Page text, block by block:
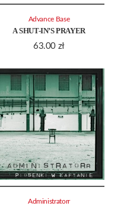
A SHUT-IN’S PRAYER
63.00 zł
Advance Base
Administratorr